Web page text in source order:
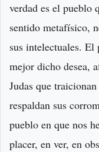
verdad es el pueblo
sentido metafísico,
sus intelectuales.
mejor dicho desea,
Judas que
respaldan sus
pueblo en que nos
placer, en ver, en